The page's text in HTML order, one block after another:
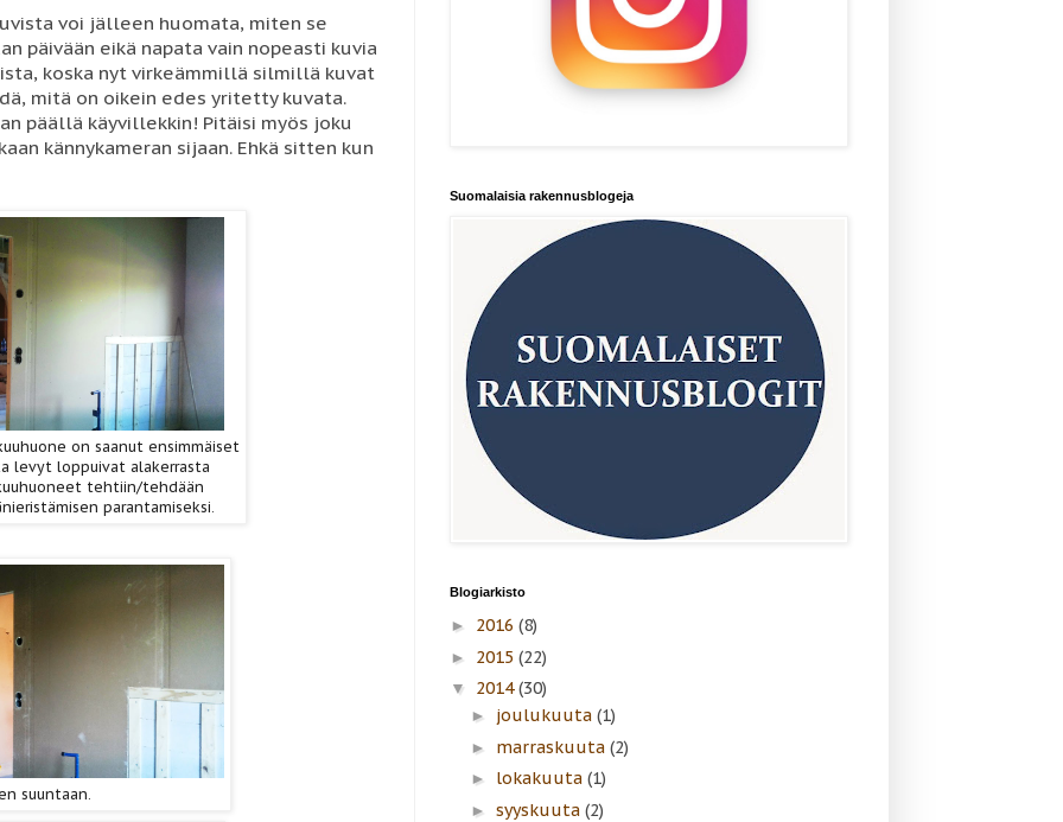
voi jälleen huomata, miten se
päivään eikä napata vain nopeasti kuvia
koska nyt virkeämmillä silmillä kuvat
mitä on oikein edes yritetty kuvata.
päällä käyvillekkin! Pitäisi myös joku
kännykameran sijaan. Ehkä sitten kun
on saanut ensimmäiset
levyt loppuivat alakerrasta
tehtiin/tehdään
parantamiseksi.
suuntaan.
Suomalaisia rakennusblogeja
Blogiarkisto
► 2016 (8)
► 2015 (22)
▼ 2014(30)
► joulukuuta (1)
► marraskuuta (2)
► lokakuuta (1)
► syyskuuta (2)